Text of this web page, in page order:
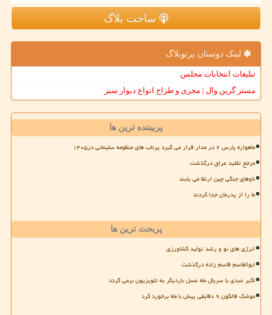
ساخت بلاگ
لینک دوستان پرتوبلاگ
تبلیغات انتخابات مجلس
مستر گرین وال | مجری و طراح انواع دیوار سبز
پربیننده ترین ها
ماهواره پارس ۲ در مدار قرار می گیرد پرتاب های منظومه سلیمانی در۱۴۰۵
مرجع تقلید عراق درگذشت
ناوهای جنگی چین ارتقا می یابند
ما را از پدرمان جدا کردند
پربحث ترین ها
انرژی های نو و رشد تولید کشاورزی
ابوالقاسم قاسم زاده درگذشت
اکبر عبدی با سریال ماه عسل باردیگر به تلویزیون برمی گردد
موشک فالکون ۹ دقایقی پیش با ماه برخورد کرد